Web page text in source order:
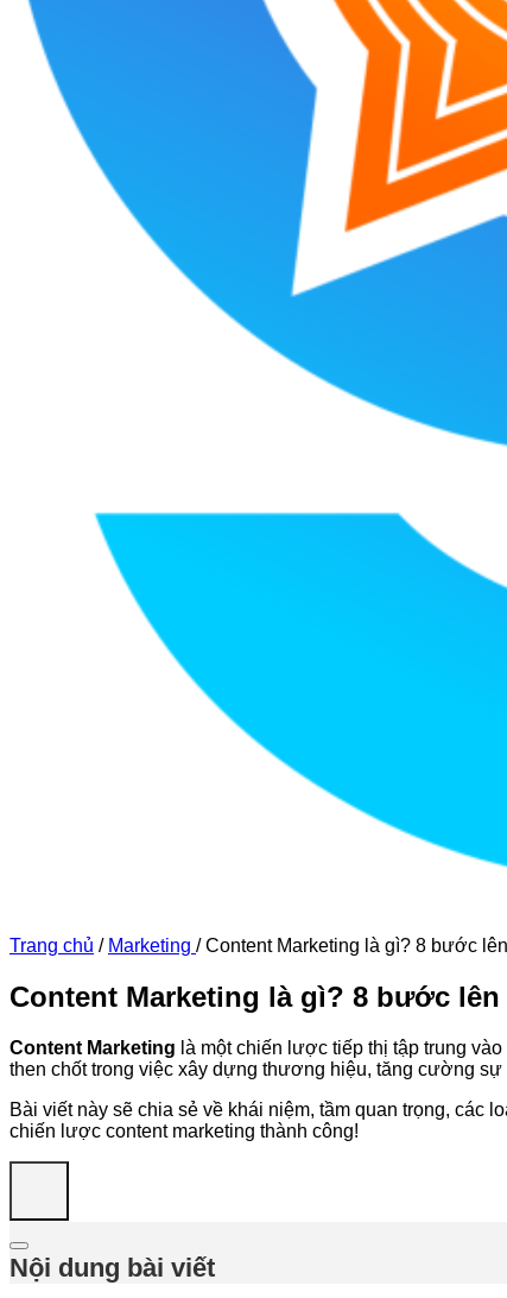
Trang chủ / Marketing / Content Marketing là gì? 8 bước
Content Marketing là gì? 8 bước
Content Marketing là một chiến lược tiếp thị tập trung
then chốt trong việc xây dựng thương hiệu, tăng cường
Bài viết này sẽ chia sẻ về khái niệm, tầm quan trọng, các
chiến lược content marketing thành công!
Nội dung bài viết